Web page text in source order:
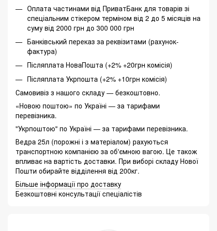
Оплата частинами від ПриватБанк для товарів зі
спеціальним стікером терміном від 2 до 5 місяців на
суму від 2000 грн до 300 000 грн
Банківський переказ за реквізитами (рахунок-
фактура)
Післяплата НоваПошта (+2% +20грн комісія)
Післяплата Укрпошта (+2% +10грн комісія)
Самовивіз з нашого складу — безкоштовно.
«Новою поштою» по Україні — за тарифами
перевізника.
"Укрпоштою" по Україні — за тарифами перевізника.
Ведра 25л (порожні і з матеріалом) рахуються
транспортною компанією за об'ємною вагою. Це також
впливає на вартість доставки. При виборі складу Нової
Пошти обирайте відділення від 200кг.
Більше інформації про доставку
Безкоштовні консультації спеціалістів